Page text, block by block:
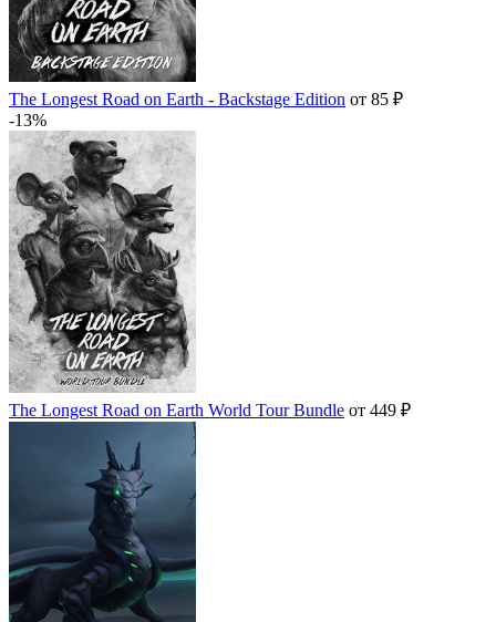
The Longest Road on Earth - Backstage Edition от 85 ₽
-13%
The Longest Road on Earth World Tour Bundle от 449 ₽